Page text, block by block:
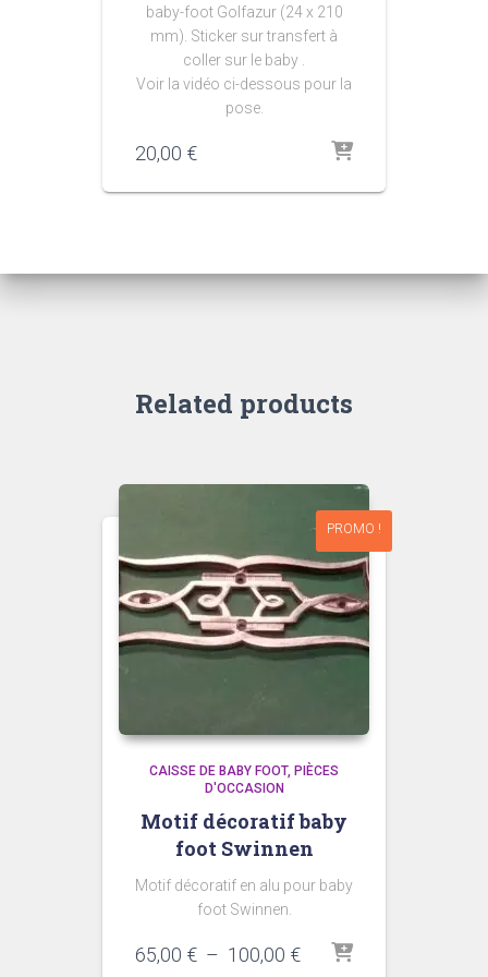
baby-foot Golfazur (24 x 210
mm). Sticker sur transfert à
coller sur le baby .
Voir la vidéo ci-dessous pour la
pose.
20,00 €
Related products
PROMO !
CAISSE DE BABY FOOT PIÈCES
D'OCCASION
Motif décoratif baby
foot Swinnen
Motif décoratif en alu pour baby
foot Swinnen.
65,00 € – 100,00 €Plage